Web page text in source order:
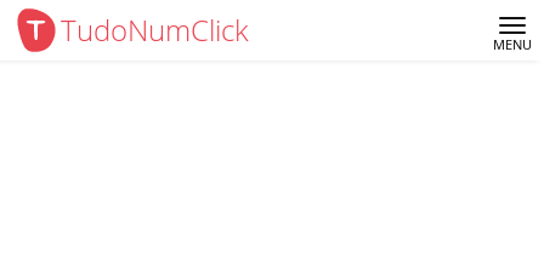
TudoNumClick MENU